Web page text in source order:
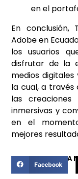
en el
En conclusión,
Adobe en
los usuarios
disfrutar de la
medios
la cual, a través
las creaciones
inmersivas y
en el
mejores
COMPARTIR ESTA
Facebook